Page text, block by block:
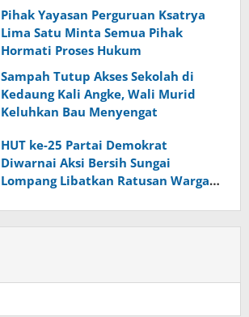
Pihak Yayasan Perguruan Ksatrya
Lima Satu Minta Semua Pihak
Hormati Proses Hukum
Sampah Tutup Akses Sekolah di
Kedaung Kali Angke, Wali Murid
Keluhkan Bau Menyengat
HUT ke-25 Partai Demokrat
Diwarnai Aksi Bersih Sungai
Lompang Libatkan Ratusan Warga